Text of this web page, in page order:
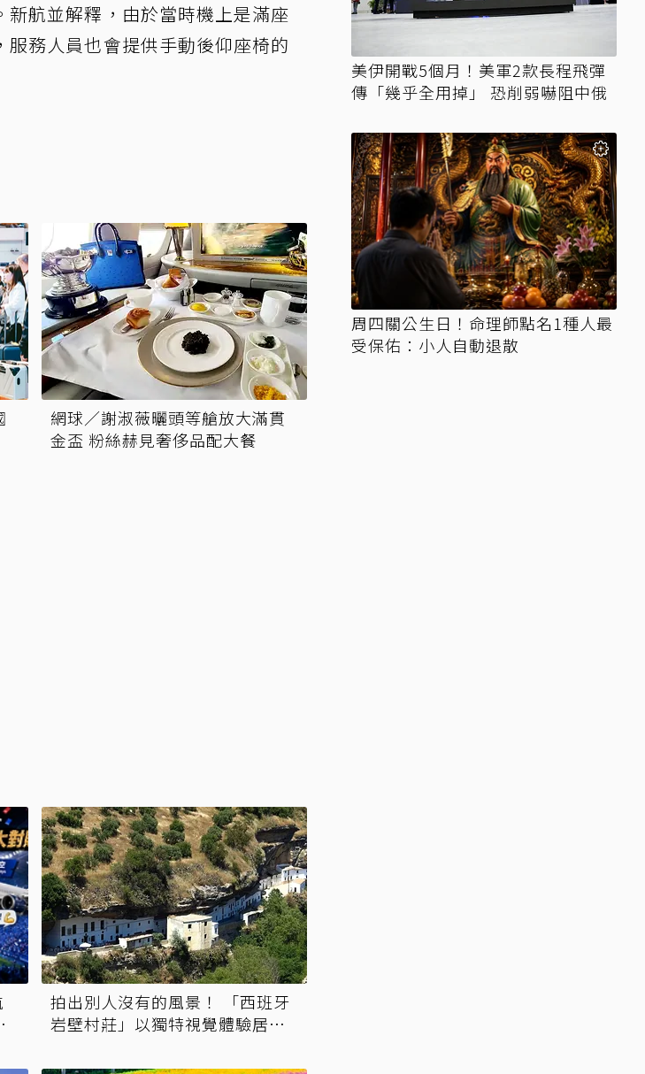
航並解釋，由於當時機上是滿座
務人員也會提供手動後仰座椅的
網球／謝淑薇曬頭等艙放大滿貫
金盃 粉絲赫見奢侈品配大餐
拍出別人沒有的風景！ 「西班牙
岩壁村莊」以獨特視覺體驗居冠
美伊開戰5個月！美軍2款長程飛彈
傳「幾乎全用掉」 恐削弱嚇阻中俄
周四關公生日！命理師點名1種人最
受保佑：小人自動退散